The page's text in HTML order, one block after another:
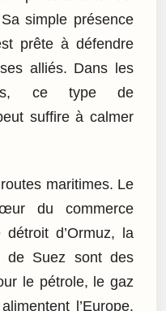
simple présence
prête à défendre
alliés. Dans les
ce type de
suffire à calmer
maritimes. Le
du commerce
d’Ormuz, la
de Suez sont des
le pétrole, le gaz
l’Europe.